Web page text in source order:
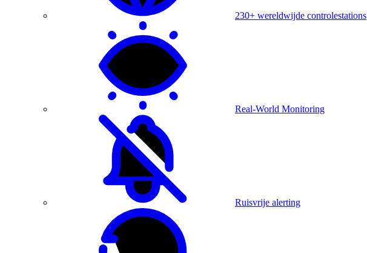
230+ wereldwijde controlestations
Real-World Monitoring
Ruisvrije alerting